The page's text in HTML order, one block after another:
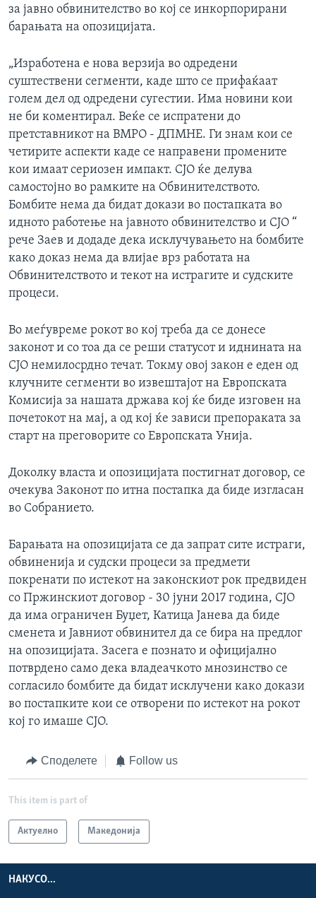
за јавно обвинителство во кој се инкорпорирани
барањата на опозицијата.
„Изработена е нова верзија во одредени
суштествени сегменти, каде што се прифаќаат
голем дел од одредени сугестии. Има новини кои
не би коментирал. Веќе се испратени до
претставникот на ВМРО - ДПМНЕ. Ги знам кои се
четирите аспекти каде се направени промените
кои имаат сериозен импакт. СЈО ќе делува
самостојно во рамките на Обвинителството.
Бомбите нема да бидат докази во постапката во
идното работење на јавното обвинителство и СЈО “
рече Заев и додаде дека исклучувањето на бомбите
како доказ нема да влијае врз работата на
Обвинителството и текот на истрагите и судските
процеси.
Во меѓувреме рокот во кој треба да се донесе
законот и со тоа да се реши статусот и иднината на
СЈО немилосрдно течат. Токму овој закон е еден од
клучните сегменти во извештајот на Европската
Комисија за нашата држава кој ќе биде изговен на
почетокот на мај, а од кој ќе зависи препораката за
старт на преговорите со Европската Унија.
Доколку власта и опозицијата постигнат договор, се
очекува Законот по итна постапка да биде изгласан
во Собранието.
Барањата на опозицијата се да запрат сите истраги,
обвиненија и судски процеси за предмети
покренати по истекот на законскиот рок предвиден
со Пржинскиот договор - 30 јуни 2017 година, СЈО
да има ограничен Буџет, Катица Јанева да биде
сменета и Јавниот обвинител да се бира на предлог
на опозицијата. Засега е познато и официјално
потврдено само дека владеачкото мнозинство се
согласило бомбите да бидат исклучени како докази
во постапките кои се отворени по истекот на рокот
кој го имаше СЈО.
Споделете Follow us
This item is part of
Актуелно Македонија
НАКУСО...